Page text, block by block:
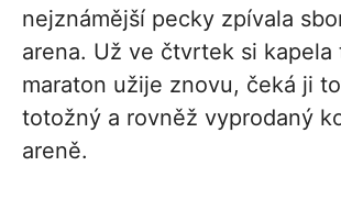
nejznámější pecky zpívala
arena. Už ve čtvrtek si
maraton užije znovu, čeká ji
totožný a rovněž vyprodaný
areně.